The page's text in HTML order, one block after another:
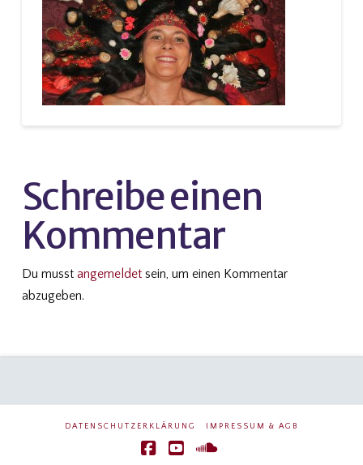
Schreibe einen
Kommentar
Du musst angemeldetsein, um einen Kommentar
abzugeben.
DATENSCHUTZERKLÄRUNG IMPRESSUM & AGB